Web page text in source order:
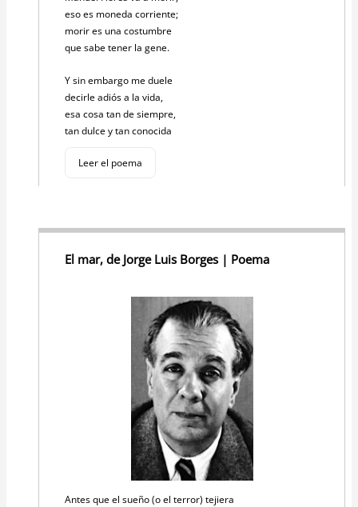
eso es moneda corriente;
morir es una costumbre
que sabe tener la gene.
Y sin embargo me duele
decirle adiós a la vida,
esa cosa tan de siempre,
tan dulce y tan conocida
Leer el poema
El mar, de Jorge Luis Borges | Poema
Antes que el sueño (o el terror) tejiera